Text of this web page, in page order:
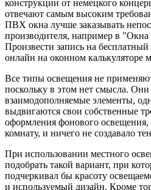
конструкции от немецкого
отвечают самым высоким
ПВХ окна лучше заказывать
производителя, например в
Произвести запись на
онлайн на оконном калькуляторе
Все типы освещения не
поскольку в этом нет смысла. Они
взаимодополняемые элементы,
выдвигаются свои собственные
оформления фонового
комнату, и ничего не создавало
При использовании местного
подобрать такой вариант, при
подчеркивал бы красоту
и используемый дизайн. Кроме